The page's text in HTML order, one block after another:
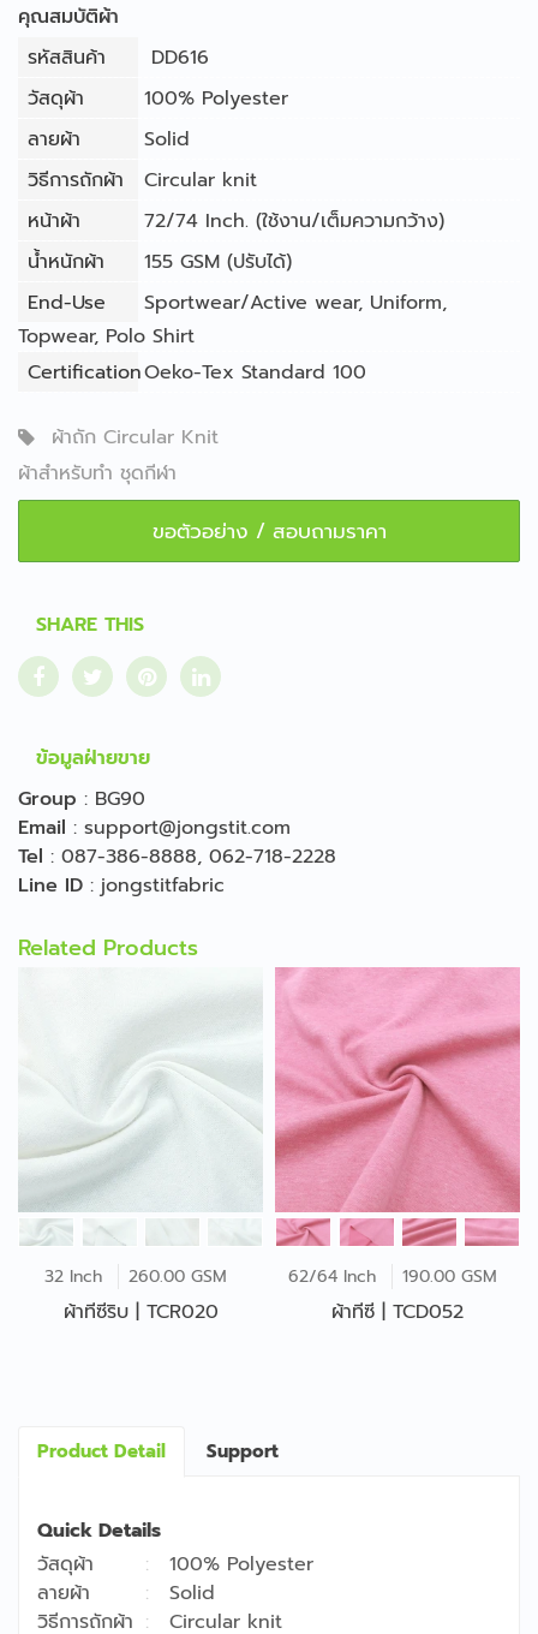
คุณสมบัติผ้า
รหัสสินค้า
DD616
วัสดุผ้า
100% Polyester
ลายผ้า
Solid
วิธีการถักผ้า
Circular knit
หน้าผ้า
72/74 Inch. (ใช้งาน/เต็มความกว้าง)
น้ำหนักผ้า
155 GSM (ปรับได้)
End-Use
Sportwear/Active wear, Uniform,
Topwear, Polo Shirt
CertificationOeko-Tex Standard 100
ผ้าถัก Circular Knit
ผ้าสำหรับทำ ชุดกีฬา
ขอตัวอย่าง / สอบถามราคา
SHARE THIS
ข้อมูลฝ่ายขาย
Group : BG90
Email : support@jongstit.com
Tel : 087-386-8888, 062-718-2228
Line ID : jongstitfabric
Related Products
32 Inch 260.00 GSM
ผ้าทีซีริบ | TCR020
62/64 Inch 190.00 GSM
ผ้าทีซี | TCD052
Product Detail Support
Quick Details
วัสดุผ้า
100% Polyester
ลายผ้า
Solid
วิธีการถักผ้า
Circular knit